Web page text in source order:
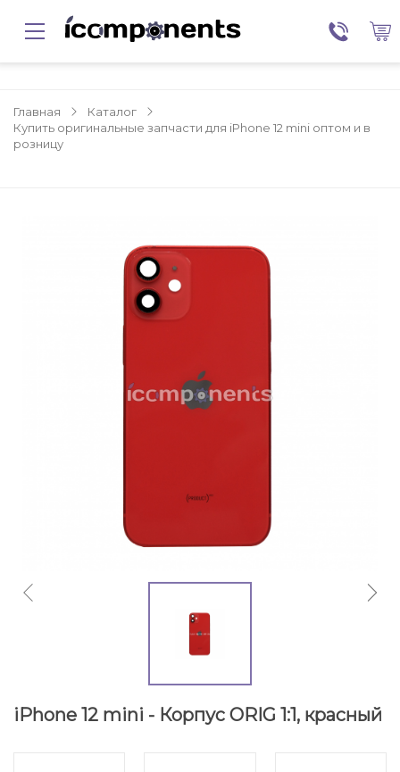
Главная
Каталог
Купить оригинальные запчасти для iPhone 12 mini оптом и в
розницу
iPhone 12 mini - Корпус ORIG 1:1, красный